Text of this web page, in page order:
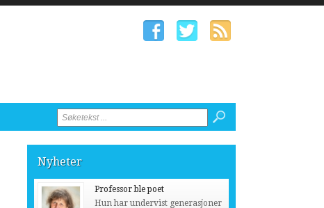
Nyheter
Professor ble poet
Hun har undervist generasjoner